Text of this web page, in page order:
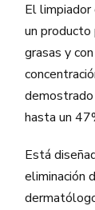
El limpiador
un
grasas y
hasta un
Está
eliminación